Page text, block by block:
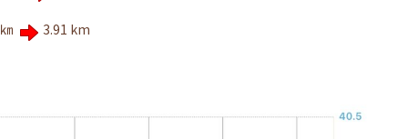
㎞ 3.91 km